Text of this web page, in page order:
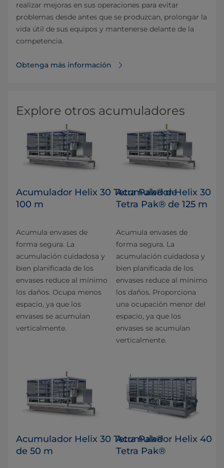
realizar mejoras en sus operaciones para evitar
problemas desde antes que se produzcan, prolongar la
vida útil de sus equipos y mantenerse delante de la
competencia.
Obtenga más información
Explore otros acumuladores
Acumulador Helix 30 Tetra Pak® de
100 m
Acumula envases de
forma segura. La
acumulación cuidadosa y
bien planificada de los
envases reduce al mínimo
los daños. Ocupa menos
espacio, ya que los
envases se acumulan
verticalmente.
Acumulador Helix 30
Tetra Pak® de 125 m
Acumula envases de
forma segura. La
acumulación cuidadosa y
bien planificada de los
envases reduce al mínimo
los daños. Proporciona
una ocupación menor del
espacio, ya que los
envases se acumulan
verticalmente.
Acumulador Helix 30 Tetra Pak®
de 50 m
Acumulador Helix 40
Tetra Pak®